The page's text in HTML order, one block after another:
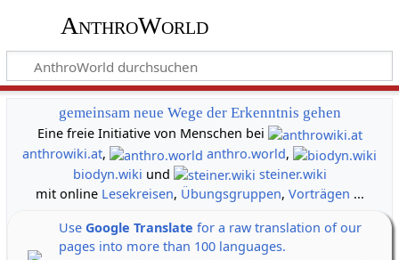
AnthroWorld
gemeinsam neue Wege der Erkenntnis gehen
Eine freie Initiative von Menschen bei
anthrowiki.at, anthro.world,
biodyn.wiki und
steiner.wiki
mit online Lesekreisen, Übungsgruppen, Vorträgen ...
Use Google Translate for a raw translation of our
pages into more than 100 languages.